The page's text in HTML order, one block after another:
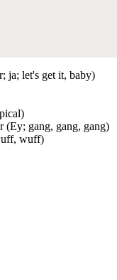
ja; let's get it, baby)
(Ey; gang, gang, gang)
wuff)